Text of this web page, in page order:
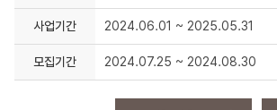
사업기간 2024.06.01 ~ 2025.05.31
모집기간 2024.07.25 ~ 2024.08.30